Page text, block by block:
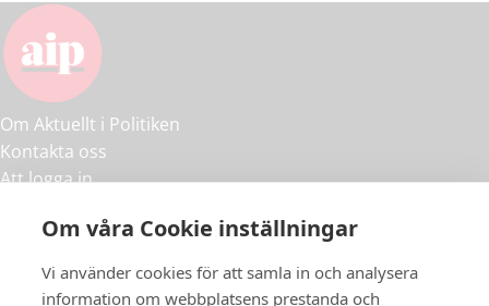
Om våra Cookie inställningar
Vi använder cookies för att samla in och analysera
information om webbplatsens prestanda och
Om Aktuellt i Politiken
Kontakta oss
Att logga in
Köpvillkor
Organisationsnummer: